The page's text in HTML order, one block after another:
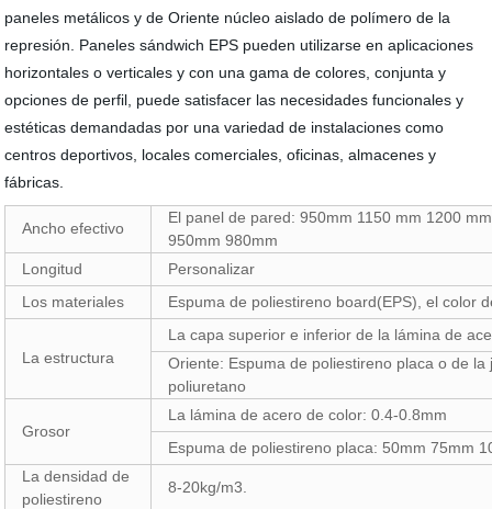
paneles metálicos y de Oriente núcleo aislado de polímero de la
represión. Paneles sándwich EPS pueden utilizarse en aplicaciones
horizontales o verticales y con una gama de colores, conjunta y
opciones de perfil, puede satisfacer las necesidades funcionales y
estéticas demandadas por una variedad de instalaciones como
centros deportivos, locales comerciales, oficinas, almacenes y
fábricas.
Ancho efectivo
El panel de pared: 950mm 1150 mm 1200
950mm 980mm
Longitud
Personalizar
Los materiales
Espuma de poliestireno board(EPS), el color
La estructura
La capa superior e inferior de la lámina de
Oriente: Espuma de poliestireno placa o de
poliuretano
Grosor
La lámina de acero de color: 0.4-0.8mm
Espuma de poliestireno placa: 50mm 75mm
La densidad de
poliestireno
8-20kg/m3.